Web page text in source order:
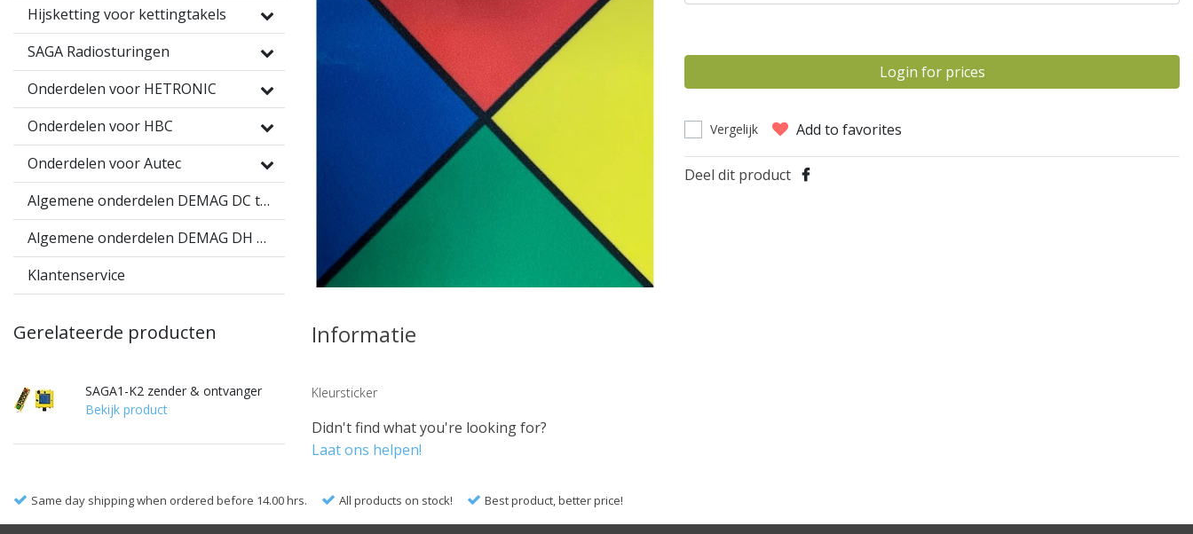
Hijsketting voor kettingtakels
SAGA Radiosturingen
Onderdelen voor HETRONIC
Onderdelen voor HBC
Onderdelen voor Autec
Algemene onderdelen DEMAG DC takel
Algemene onderdelen DEMAG DH takel
Klantenservice
Gerelateerde producten
SAGA1-K2 zender & ontvanger
Bekijk product
Login for prices
Vergelijk Add to favorites
Deel dit product
Informatie
Kleursticker
Didn't find what you're looking for?
Laat ons helpen!
Same day shipping when ordered before 14.00 hrs. All products on stock! Best product, better price!